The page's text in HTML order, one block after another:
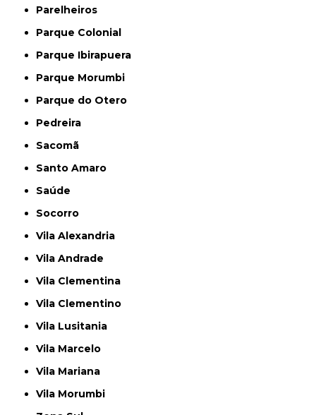
Parelheiros
Parque Colonial
Parque Ibirapuera
Parque Morumbi
Parque do Otero
Pedreira
Sacomã
Santo Amaro
Saúde
Socorro
Vila Alexandria
Vila Andrade
Vila Clementina
Vila Clementino
Vila Lusitania
Vila Marcelo
Vila Mariana
Vila Morumbi